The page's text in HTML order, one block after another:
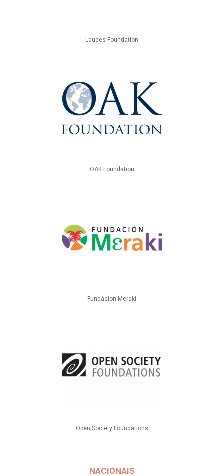
Laudes Foundation
OAK Foundation
Fundácion Meraki
Open Society Foundations
NACIONAIS